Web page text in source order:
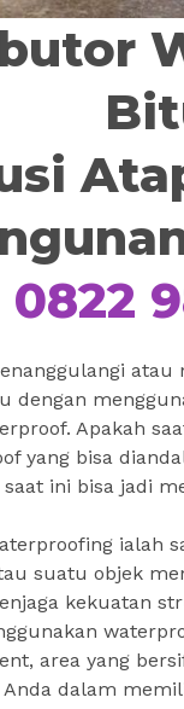
0822
atau
dengan
Apakah
yang bisa
ini bisa jadi
ialah
suatu objek
kekuatan
area yang
Anda dalam